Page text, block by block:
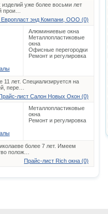
уже более восьми лет
прои…
Европласт энд Компани, ООО (0)
Алюминиевые окна
Металлопластиковые
окна
Офисные перегородки
Ремонт и регулировка
лет. Специализируется на
пере…
лист Салон Новых Окон (0)
Металлопластиковые
окна
Ремонт и регулировка
более 7 лет. Имеем
полож…
Прайс-лист Rich окна (0)